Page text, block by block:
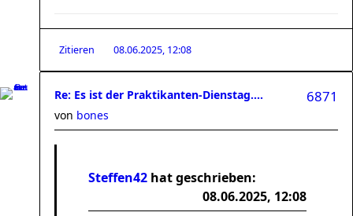
Zitieren 08.06.2025, 12:08
Re: Es ist der Praktikanten-Dienstag.... 6871
von bones
Steffen42 hat geschrieben:
08.06.2025, 12:08